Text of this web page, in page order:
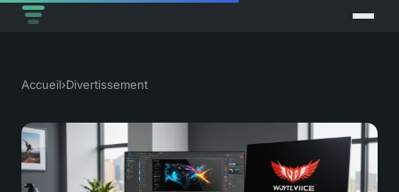
Accueil›Divertissement